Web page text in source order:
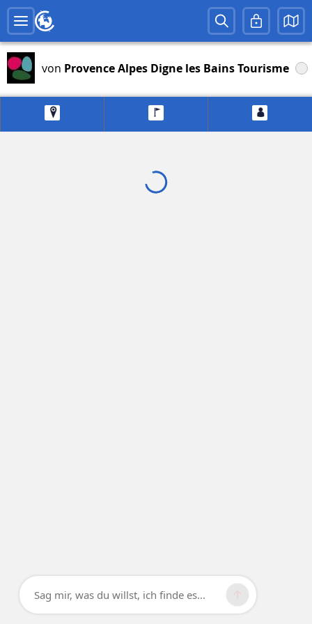
von Provence Alpes Digne les Bains Tourisme
Sag mir, was du willst, ich finde es...